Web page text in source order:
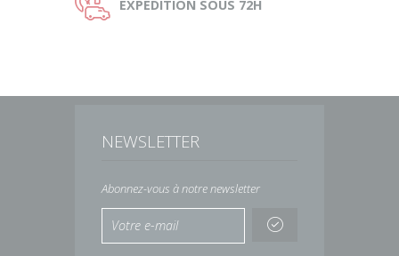
EXPEDITION SOUS 72H
NEWSLETTER
Abonnez-vous à notre newsletter